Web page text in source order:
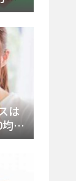
を
は
の
底